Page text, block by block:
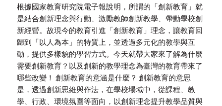
根據國家教育研究院電子報說明，所謂的「創新教育」就
是結合創新理念與行動、激勵教師創新教學、帶動學校創
新經營。故現今的教育引進「創新教育」理念，讓教育回
歸到「以人為本」的特質上，並透過多元化的教學與互
動，提供多樣貌的學習方式。今天就帶大家來了解為什麼
需要創新教育？以及創新的教學理念為臺灣的教育帶來了
哪些改變！ 創新教育的意涵是什麼？ 創新教育的意思
是，透過創新思維與作法，在學校場域中，從課程、教
學、行政、環境氛圍等面向，以創新理念提升教學品質與